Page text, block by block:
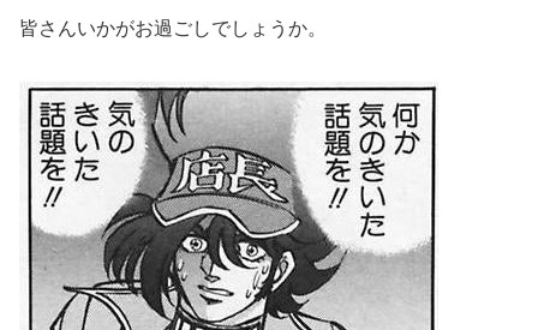
皆さんいかがお過ごしでしょうか。